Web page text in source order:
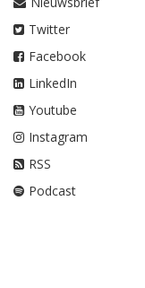
Twitter
Facebook
LinkedIn
Youtube
Instagram
RSS
Podcast